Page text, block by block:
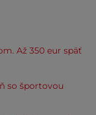
Až 350 eur späť
so športovou